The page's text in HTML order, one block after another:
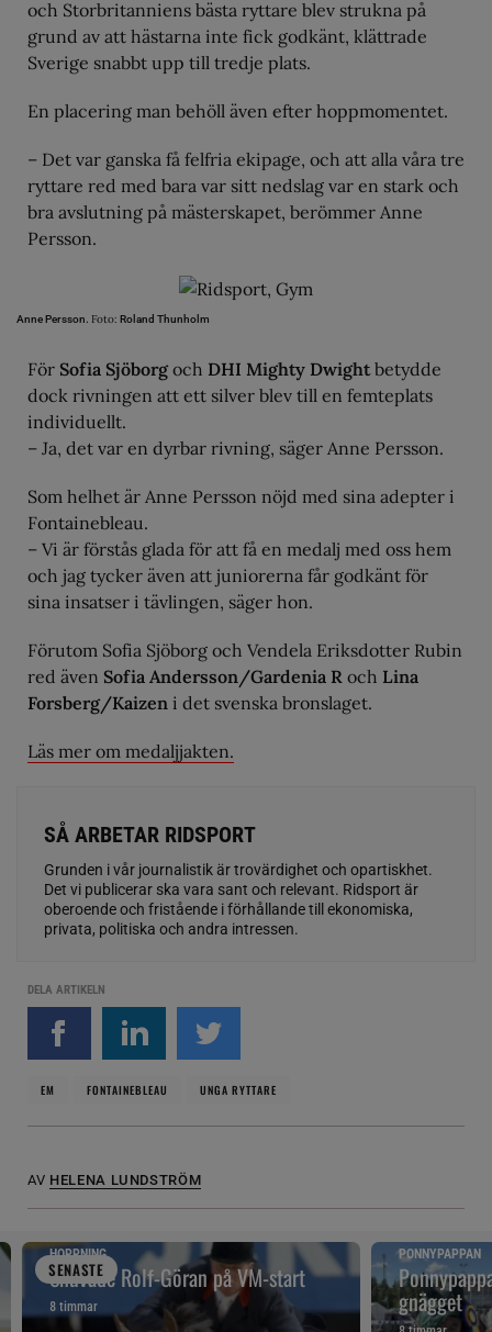
och Storbritanniens bästa ryttare blev strukna på
grund av att hästarna inte fick godkänt, klättrade
Sverige snabbt upp till tredje plats.
En placering man behöll även efter hoppmomentet.
– Det var ganska få felfria ekipage, och att alla våra tre
ryttare red med bara var sitt nedslag var en stark och
bra avslutning på mästerskapet, berömmer Anne
Persson.
Anne Persson. Foto: Roland Thunholm
För Sofia Sjöborgoch DHI Mighty Dwightbetydde
dock rivningen att ett silver blev till en femteplats
individuellt.
– Ja, det var en dyrbar rivning, säger Anne Persson.
Som helhet är Anne Persson nöjd med sina adepter i
Fontainebleau.
– Vi är förstås glada för att få en medalj med oss hem
och jag tycker även att juniorerna får godkänt för
sina insatser i tävlingen, säger hon.
Förutom Sofia Sjöborg och Vendela Eriksdotter Rubin
red även Sofia Andersson/Gardenia R och Lina
Forsberg/Kaizen i det svenska bronslaget.
Läs mer om medaljjakten.
SÅ ARBETAR RIDSPORT
Grunden i vår journalistik är trovärdighet och opartiskhet.
Det vi publicerar ska vara sant och relevant. Ridsport är
oberoende och fristående i förhållande till ekonomiska,
privata, politiska och andra intressen.
DELA ARTIKELN
EM FONTAINEBLEAU UNGA RYTTARE
AV HELENA LUNDSTRÖM
SENASTE
HOPPNING
Snuvade Rolf-Göran på VM-start
8 timmar
PONNYPAPPAN
gnägget